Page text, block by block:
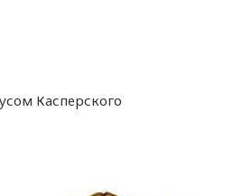
Касперского